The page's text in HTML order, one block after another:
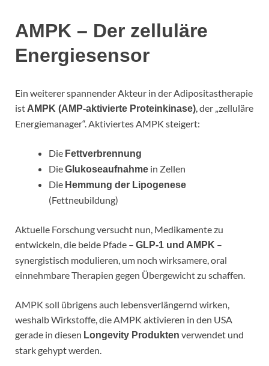
AMPK – Der zelluläre
Energiesensor
Ein weiterer spannender Akteur in der Adipositastherapie
ist AMPK (AMP-aktivierte Proteinkinase), der „zelluläre
Energiemanager“. Aktiviertes AMPK steigert:
Die Fettverbrennung
DieGlukoseaufnahme in Zellen
Die Hemmung der Lipogenese
(Fettneubildung)
Aktuelle Forschung versucht nun, Medikamente zu
entwickeln, die beide Pfade – GLP-1 und AMPK –
synergistisch modulieren, um noch wirksamere, oral
einnehmbare Therapien gegen Übergewicht zu schaffen.
AMPK soll übrigens auch lebensverlängernd wirken,
weshalb Wirkstoffe, die AMPK aktivieren in den USA
gerade in diesen Longevity Produkten verwendet und
stark gehypt werden.